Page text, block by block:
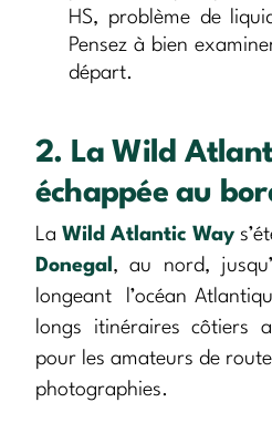
HS, problème de
Pensez à bien
départ.
2. La Wild
échappée au
LaWild Atlantic Way
Donegal , au nord,
longeant l’océan
longs itinéraires côtiers
pour les amateurs de
photographies.